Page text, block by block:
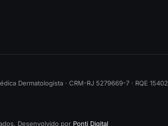
Dermatologista · CRM-RJ 5279669-7 · RQE 15402
Desenvolvido por Ponti Digital